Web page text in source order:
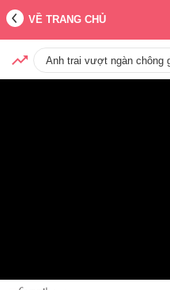
VỀ TRANG CHỦ
Anh trai vượt ngàn chông